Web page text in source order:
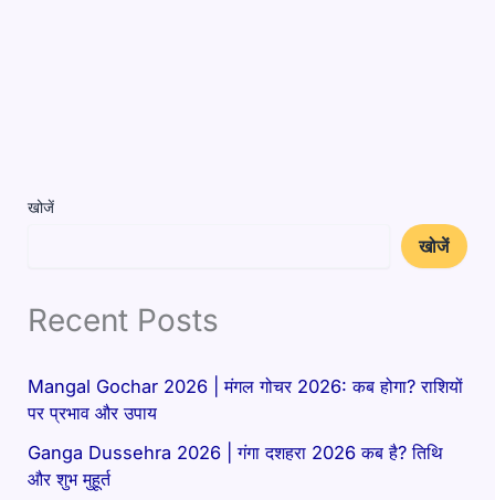
खोजें
खोजें
Recent Posts
Mangal Gochar 2026 | मंगल गोचर 2026: कब होगा? राशियों
पर प्रभाव और उपाय
Ganga Dussehra 2026 | गंगा दशहरा 2026 कब है? तिथि
और शुभ मुहूर्त